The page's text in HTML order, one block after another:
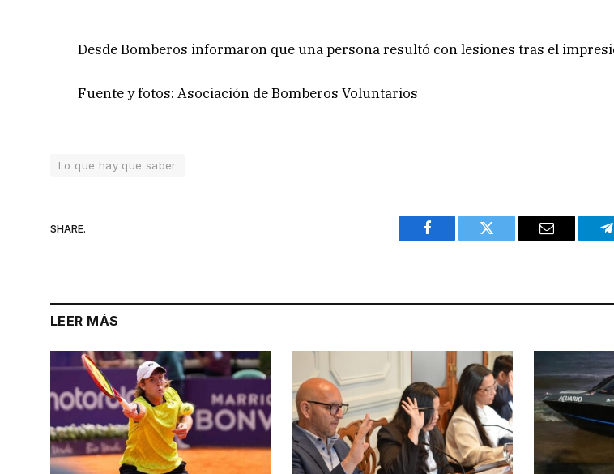
Desde Bomberos informaron que una persona resultó con lesiones tras el
Fuente y fotos: Asociación de Bomberos Voluntarios
Lo que hay que saber
SHARE.
Facebook Twitter Email
LEER MÁS